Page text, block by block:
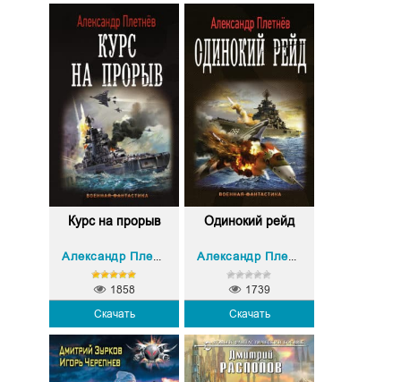
Курс на прорыв
Александр Плетнёв
Скачать
1858
Одинокий рейд
Александр Плетнёв
Скачать
1739